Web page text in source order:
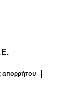
απορρήτου